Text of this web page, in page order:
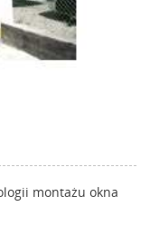
montażu okna